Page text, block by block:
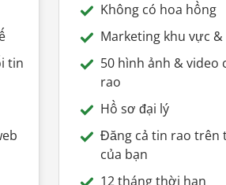
tin
Không có hoa hồng
Marketing khu vực
50 hình ảnh & video
rao
Hồ sơ đại lý
Đăng cả tin rao trên
của bạn
12 tháng thời hạn